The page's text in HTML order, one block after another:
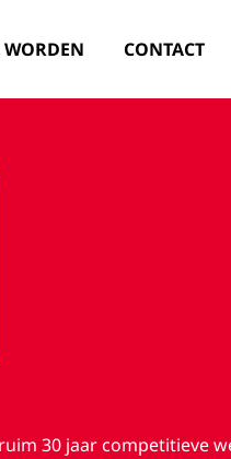
CONTACT
30 jaar competitieve